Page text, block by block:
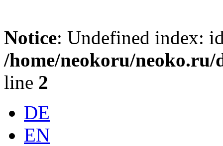
Notice: Undefined index:
/home/neokoru/neoko.ru/
line 2
DE
EN